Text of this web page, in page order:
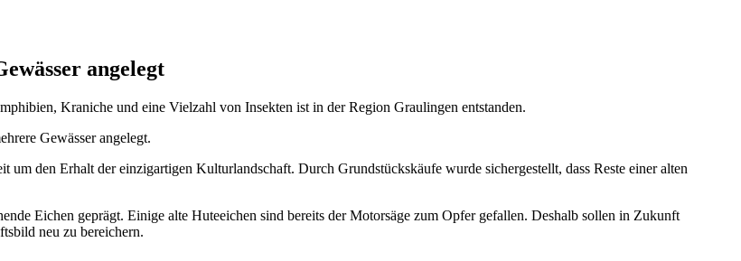
angelegt
Kraniche und eine Vielzahl von Insekten ist in der Region Graulingen entstanden.
Gewässer angelegt.
den Erhalt der einzigartigen Kulturlandschaft. Durch Grundstückskäufe wurde sichergestellt, dass Reste einer alten
Eichen geprägt. Einige alte Huteeichen sind bereits der Motorsäge zum Opfer gefallen. Deshalb sollen in Zukunft
neu zu bereichern.